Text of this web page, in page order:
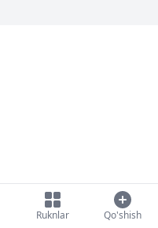
Ruknlar Qo'shish